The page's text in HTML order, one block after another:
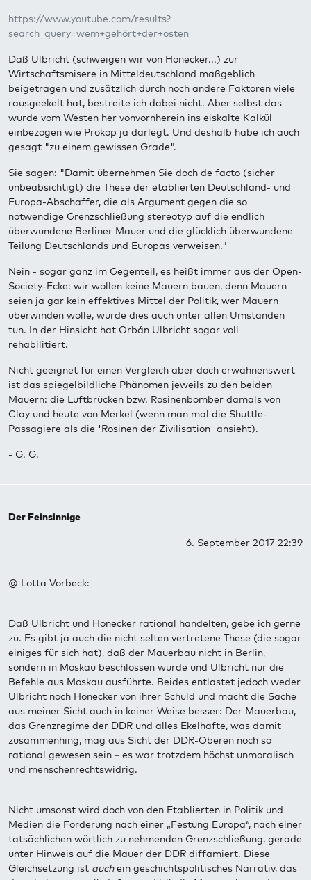
https://www.youtube.com/results?
search_query=wem+gehört+der+osten
Daß Ulbricht (schweigen wir von Honecker...) zur
Wirtschaftsmisere in Mitteldeutschland maßgeblich
beigetragen und zusätzlich durch noch andere Faktoren viele
rausgeekelt hat, bestreite ich dabei nicht. Aber selbst das
wurde vom Westen her vonvornherein ins eiskalte Kalkül
einbezogen wie Prokop ja darlegt. Und deshalb habe ich auch
gesagt "zu einem gewissen Grade".
Sie sagen: "Damit übernehmen Sie doch de facto (sicher
unbeabsichtigt) die These der etablierten Deutschland- und
Europa-Abschaffer, die als Argument gegen die so
notwendige Grenzschließung stereotyp auf die endlich
überwundene Berliner Mauer und die glücklich überwundene
Teilung Deutschlands und Europas verweisen."
Nein - sogar ganz im Gegenteil, es heißt immer aus der Open-
Society-Ecke: wir wollen keine Mauern bauen, denn Mauern
seien ja gar kein effektives Mittel der Politik, wer Mauern
überwinden wolle, würde dies auch unter allen Umständen
tun. In der Hinsicht hat Orbán Ulbricht sogar voll
rehabilitiert.
Nicht geeignet für einen Vergleich aber doch erwähnenswert
ist das spiegelbildliche Phänomen jeweils zu den beiden
Mauern: die Luftbrücken bzw. Rosinenbomber damals von
Clay und heute von Merkel (wenn man mal die Shuttle-
Passagiere als die 'Rosinen der Zivilisation' ansieht).
- G. G.
Der Feinsinnige
6. September 2017 22:39
@ Lotta Vorbeck:
Daß Ulbricht und Honecker rational handelten, gebe ich gerne
zu. Es gibt ja auch die nicht selten vertretene These (die sogar
einiges für sich hat), daß der Mauerbau nicht in Berlin,
sondern in Moskau beschlossen wurde und Ulbricht nur die
Befehle aus Moskau ausführte. Beides entlastet jedoch weder
Ulbricht noch Honecker von ihrer Schuld und macht die Sache
aus meiner Sicht auch in keiner Weise besser: Der Mauerbau,
das Grenzregime der DDR und alles Ekelhafte, was damit
zusammenhing, mag aus Sicht der DDR-Oberen noch so
rational gewesen sein – es war trotzdem höchst unmoralisch
und menschenrechtswidrig.
Nicht umsonst wird doch von den Etablierten in Politik und
Medien die Forderung nach einer „Festung Europa“, nach einer
tatsächlichen wörtlich zu nehmenden Grenzschließung, gerade
unter Hinweis auf die Mauer der DDR diffamiert. Diese
Gleichsetzung ist auchein geschichtspolitisches Narrativ, das